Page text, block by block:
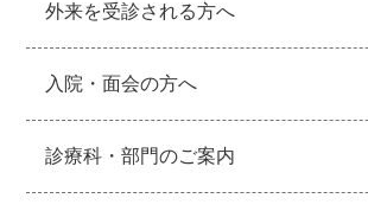
外来を受診される方へ
入院・面会の方へ
診療科・部門のご案内